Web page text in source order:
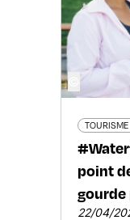
TOURISME
point
22/04/
©